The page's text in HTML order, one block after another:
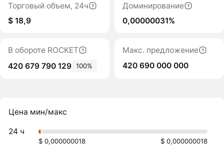
Торговый объем, 24ч
$ 18,9
Доминирование
0,00000031%
В обороте ROCKET
420 679 790 129 100%
Макс. предложение
420 690 000 000
Цена мин/макс
24 ч
$ 0,000000018 $ 0,000000018